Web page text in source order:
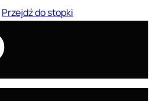
Przejdź do stopki